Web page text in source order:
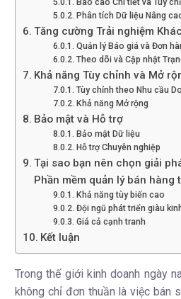
Báo cáo Chi tiết và Tùy
Phân tích Dữ liệu Nâng
Tăng cường Trải nghiệm
Quản lý Báo giá và Đơn
Theo dõi và Cập nhật
Khả năng Tùy chỉnh và Mở
Tùy chỉnh theo Nhu cầu
Khả năng Mở rộng
Bảo mật và Hỗ trợ
Bảo mật Dữ liệu
Hỗ trợ Chuyên nghiệp
Tại sao bạn nên chọn giải
Phần mềm quản lý bán hàng
Khả năng tùy biến cao
Đội ngũ phát triển giàu
Giá cả cạnh tranh
Kết luận
Trong thế giới kinh doanh ngày
không chỉ đơn thuần là việc bán